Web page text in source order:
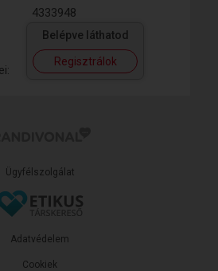
4333948
Belépve láthatod
Regisztrálok
Ügyfélszolgálat
Adatvédelem
Cookiek